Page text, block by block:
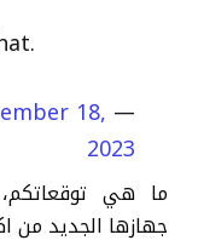
— Kepler (@Kepler_L2)
18,
2023
ما هي
جهازها الجديد